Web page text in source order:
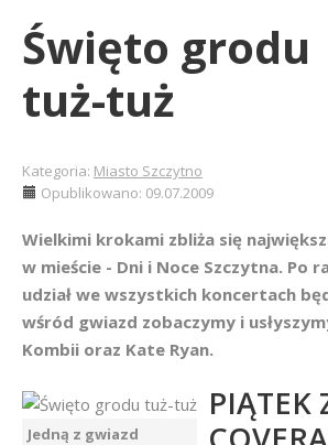
Święto grodu
tuż-tuż
Kategoria: Miasto Szczytno
Opublikowano: 09.07.2009
Wielkimi krokami zbliża się
w mieście - Dni i Noce Szczytna. Po
udział we wszystkich koncertach
wśród gwiazd zobaczymy i
Kombii oraz Kate Ryan.
Jedną z gwiazd
PIĄTEK